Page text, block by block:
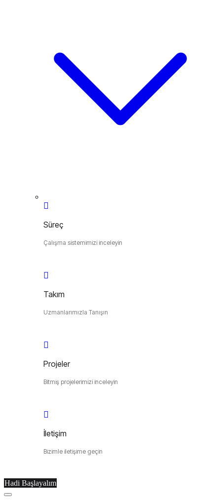
Süreç
Çalışma sistemimizi inceleyin
Takım
Uzmanlarımızla Tanışın
Projeler
Bitmiş projelerimizi inceleyin
İletişim
Bizimle iletişime geçin
Hadi Başlayalım
Menu